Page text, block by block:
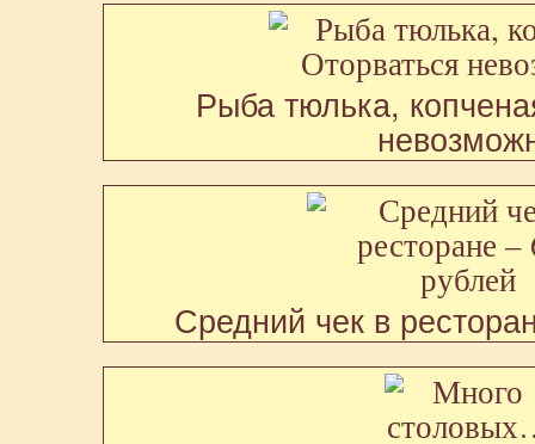
Рыба тюлька,
Средний чек в